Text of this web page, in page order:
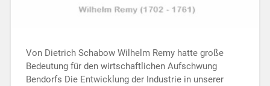
Von Dietrich Schabow Wilhelm Remy hatte große
Bedeutung für den wirtschaftlichen Aufschwung
Bendorfs Die Entwicklung der Industrie in unserer